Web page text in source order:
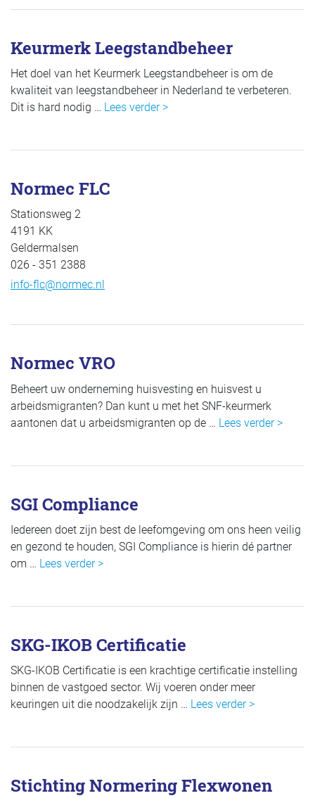
Keurmerk Leegstandbeheer
Het doel van het Keurmerk Leegstandbeheer is om de
kwaliteit van leegstandbeheer in Nederland te verbeteren.
Dit is hard nodig … Lees verder >
Normec FLC
Stationsweg 2
4191 KK
Geldermalsen
026 - 351 2388
info-flc@normec.nl
Normec VRO
Beheert uw onderneming huisvesting en huisvest u
arbeidsmigranten? Dan kunt u met het SNF-keurmerk
aantonen dat u arbeidsmigranten op de … Lees verder >
SGI Compliance
Iedereen doet zijn best de leefomgeving om ons heen veilig
en gezond te houden, SGI Compliance is hierin dé partner
om … Lees verder >
SKG-IKOB Certificatie
SKG-IKOB Certificatie is een krachtige certificatie instelling
binnen de vastgoed sector. Wij voeren onder meer
keuringen uit die noodzakelijk zijn … Lees verder >
Stichting Normering Flexwonen